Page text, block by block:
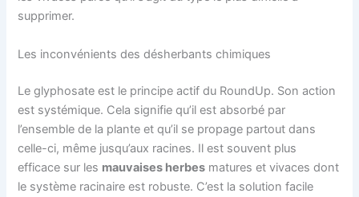
supprimer.
Les inconvénients des désherbants chimiques
Le glyphosate est le principe actif du RoundUp. Son action
est systémique. Cela signifie qu’il est absorbé par
l’ensemble de la plante et qu’il se propage partout dans
celle-ci, même jusqu’aux racines. Il est souvent plus
efficace sur les mauvaises herbes matures et vivaces dont
le système racinaire est robuste. C’est la solution facile